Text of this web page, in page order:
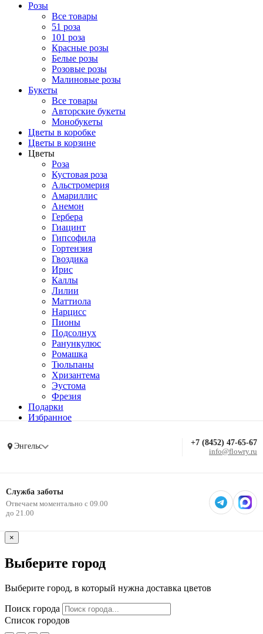
Розы
Все товары
51 роза
101 роза
Красные розы
Белые розы
Розовые розы
Малиновые розы
Букеты
Все товары
Авторские букеты
Монобукеты
Цветы в коробке
Цветы в корзине
Цветы
Роза
Кустовая роза
Альстромерия
Амариллис
Анемон
Гербера
Гиацинт
Гипсофила
Гортензия
Гвоздика
Ирис
Каллы
Лилии
Маттиола
Нарцисс
Пионы
Подсолнух
Ранункулюс
Ромашка
Тюльпаны
Хризантема
Эустома
Фрезия
Подарки
Избранное
Энгельс +7 (8452) 47-65-67
info@flowry.ru
Служба заботы
Отвечаем моментально с 09.00
до 21.00
×
Выберите город
Выберите город, в который нужна доставка цветов
Поиск города
Список городов